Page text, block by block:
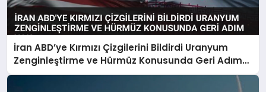
İran ABD’ye Kırmızı Çizgilerini Bildirdi Uranyum
Zenginleştirme ve Hürmüz Konusunda Geri Adım
Yok